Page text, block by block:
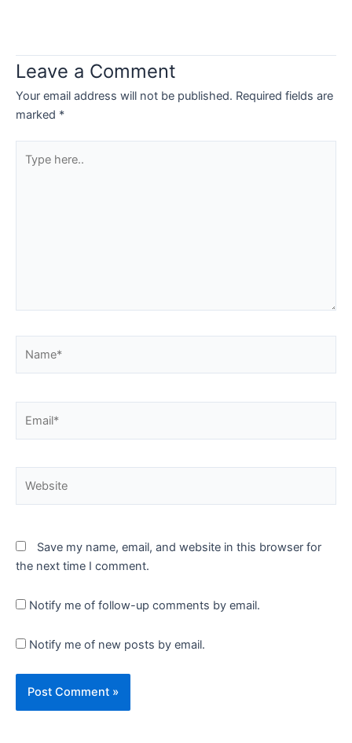
Leave a Comment
Your email address will not be published. Required fields are
marked *
here..
Save my name, email, and website in this browser for
the next time I comment.
Notify me of follow-up comments by email.
Notify me of new posts by email.